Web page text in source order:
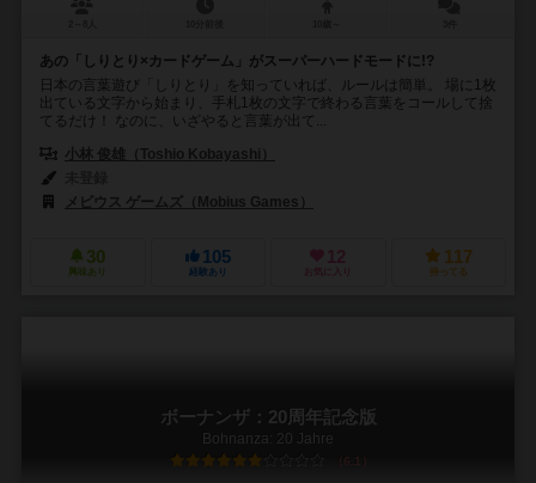
あの「しりとり×カードゲーム」がスーパーハードモードに!?
日本の言葉遊び「しりとり」を知っていれば、ルールは簡単。 場に1枚
出ている文字から始まり、手札1枚の文字で終わる言葉をコールして捨
てるだけ！ なのに、いざやると言葉が出て...
小林 俊雄（Toshio Kobayashi）
メビウス ゲームズ（Mobius Games）
30
興味あり
105
経験あり
12
お気に入り
117
持ってる
ボーナンザ：20周年記念版
Bohnanza: 20 Jahre
6.1